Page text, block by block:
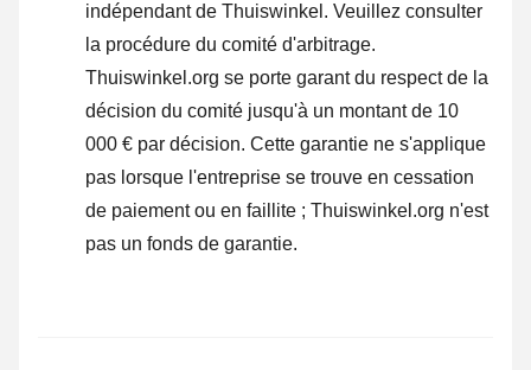
indépendant de Thuiswinkel. Veuillez consulter
la procédure du comité d'arbitrage.
Thuiswinkel.org se porte garant du respect de la
décision du comité jusqu'à un montant de 10
000 € par décision. Cette garantie ne s'applique
pas lorsque l'entreprise se trouve en cessation
de paiement ou en faillite ; Thuiswinkel.org n'est
pas un fonds de garantie.